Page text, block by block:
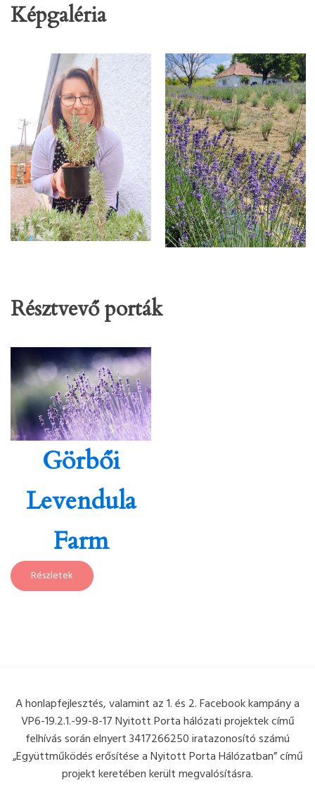
Képgaléria
Résztvevő porták
Görbői
Levendula
Farm
Részletek
A honlapfejlesztés, valamint az 1. és 2. Facebook kampány a
VP6-19.2.1.-99-8-17 Nyitott Porta hálózati projektek című
felhívás során elnyert 3417266250 iratazonosító számú
„Együttműködés erősítése a Nyitott Porta Hálózatban” című
projekt keretében került megvalósításra.